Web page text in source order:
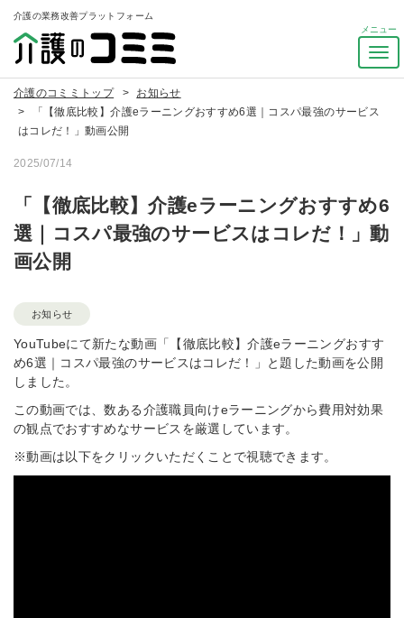
介護の業務改善プラットフォーム
ナ
ビ
ト
グ
ル
介護のコミミトップ
お知らせ
「【徹底比較】介護eラーニングおすすめ6選｜コスパ最強のサービス
はコレだ！」動画公開
2025/07/14
「【徹底比較】介護eラーニングおすすめ6
選｜コスパ最強のサービスはコレだ！」動
画公開
お知らせ
YouTubeにて新たな動画「【徹底比較】介護eラーニングおすす
め6選｜コスパ最強のサービスはコレだ！」と題した動画を公開
しました。
この動画では、数ある介護職員向けeラーニングから費用対効果
の観点でおすすめなサービスを厳選しています。
※動画は以下をクリックいただくことで視聴できます。